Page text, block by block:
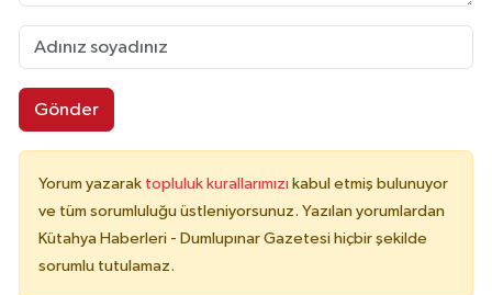
Gönder
Yorum yazarak topluluk kurallarımızı kabul etmiş bulunuyor
ve tüm sorumluluğu üstleniyorsunuz. Yazılan yorumlardan
Kütahya Haberleri - Dumlupınar Gazetesi hiçbir şekilde
sorumlu tutulamaz.